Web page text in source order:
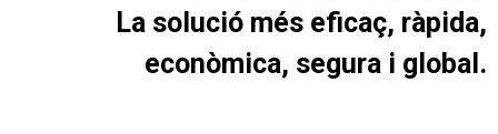
La solució més eficaç, ràpida,
econòmica, segura i global.